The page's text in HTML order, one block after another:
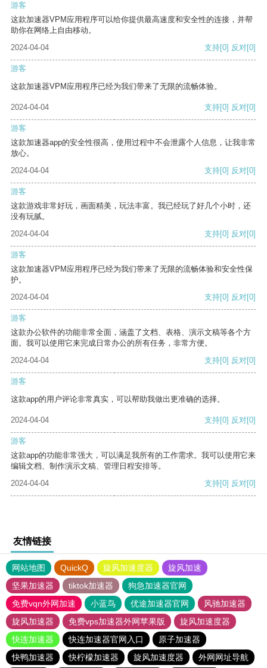
游客
这款加速器VPM应用程序可以给你提供最高速度和安全性的连接，并帮
助你在网络上自由移动。
2024-04-04
支持[0] 反对[0]
游客
这款加速器VPM应用程序已经为我们带来了无限的流畅体验。
2024-04-04 支持[0] 反对[0]
游客
这款加速器app的安全性很高，使用过程中不会泄露个人信息，让我非常
放心。
2024-04-04
支持[0] 反对[0]
游客
这款游戏非常好玩，画面精美，玩法丰富。我已经玩了好几个小时，还
没有玩腻。
2024-04-04
支持[0] 反对[0]
游客
这款加速器VPM应用程序已经为我们带来了无限的流畅体验和安全性保
护。
2024-04-04
支持[0] 反对[0]
游客
这款办公软件的功能非常全面，涵盖了文档、表格、演示文稿等各个方
面。我可以使用它来完成日常办公的所有任务，非常方便。
2024-04-04
支持[0] 反对[0]
游客
这款app的用户评论非常真实，可以帮助我做出更准确的选择。
2024-04-04 支持[0] 反对[0]
游客
这款app的功能非常强大，可以满足我所有的工作需求。我可以使用它来
编辑文档、制作演示文稿、管理日程安排等。
2024-04-04
支持[0] 反对[0]
友情链接
网站地图 QuickQ 旋风加速度器
旋风加速
坚果加速器
tiktok加速器
狗急加速器官网
免费vqn外网加速
小蓝鸟 优途加速器官网
风驰加速器
旋风加速器
免费vps加速器外网苹果版
旋风加速度器
快连加速器
快连加速器官网入口
原子加速器
快鸭加速器
快柠檬加速器 旋风加速度器 外网网址导航